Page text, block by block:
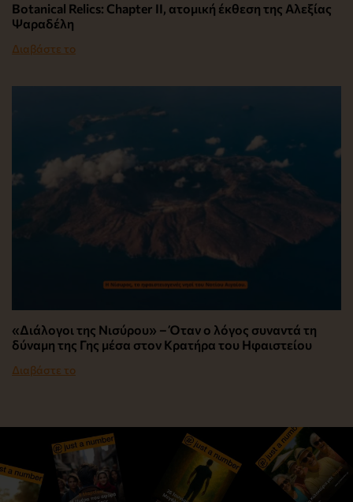
Botanical Relics: Chapter II, ατομική έκθεση της Αλεξίας
Ψαραδέλη
Διαβάστε το
«Διάλογοι της Νισύρου» – Όταν ο λόγος συναντά τη
δύναμη της Γης μέσα στον Κρατήρα του Ηφαιστείου
Διαβάστε το